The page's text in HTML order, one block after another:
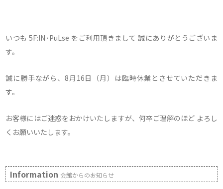
いつも 5F:IN･PuLse をご利用頂きまして 誠にありがとうございま
す。
誠に勝手ながら、8月16日（月）は臨時休業とさせていただきま
す。
お客様にはご迷惑をおかけいたしますが、何卒ご理解のほど よろし
くお願いいたします。
Information会館からのお知らせ